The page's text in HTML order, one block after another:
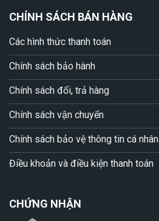
CHÍNH SÁCH BÁN HÀNG
Các hình thức thanh toán
Chính sách bảo hành
Chính sách đổi, trả hàng
Chính sách vận chuyển
Chính sách bảo vệ thông tin cá nhân
Điều khoản và điều kiện thanh toán
CHỨNG NHẬN